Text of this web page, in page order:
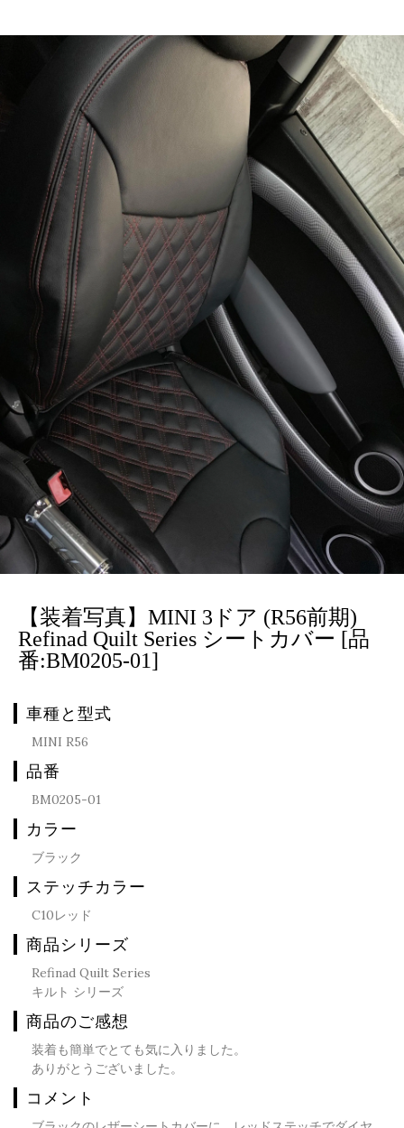
【装着写真】MINI 3ドア (R56前期)
Refinad Quilt Series シートカバー [品
番:BM0205-01]
車種と型式
MINI R56
品番
BM0205-01
カラー
ブラック
ステッチカラー
C10レッド
商品シリーズ
Refinad Quilt Series
キルト シリーズ
商品のご感想
装着も簡単でとても気に入りました。
ありがとうございました。
コメント